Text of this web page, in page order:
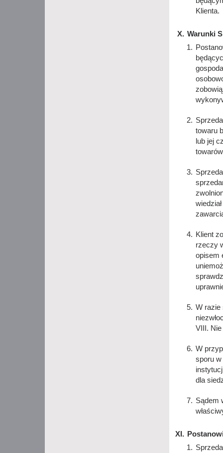
Klienta.
Warunki
towaru
lub jej
Klient
rzeczy
opisem
W razie
VIII.
W
sporu
dla
Sądem